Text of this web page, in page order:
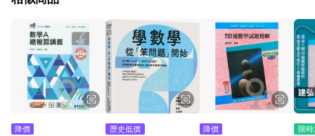
降價 歷史低價 降價 限